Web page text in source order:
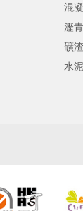
混
瀝青
礦
水泥